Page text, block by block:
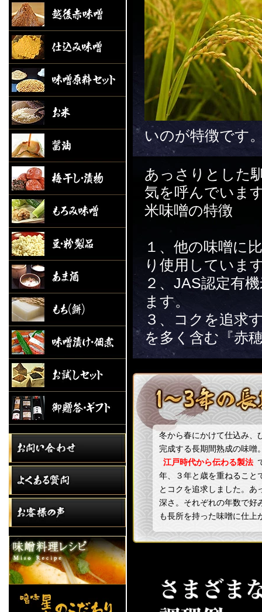
いのが特徴です
あっさりとした
気を呼んでいま
米味噌の特徴
１、他の味噌に
り使用していま
２、JAS認定有
ます。
３、コクを追求
を多く含む『赤
冬から春にかけて仕込み、
完成する長期間熟成の味噌
江戸時代から伝わる製法
年、３年と歳を重ねること
とコクを追求しました。あ
深さ。それぞれの年数で好
も長所を持った味噌に仕上